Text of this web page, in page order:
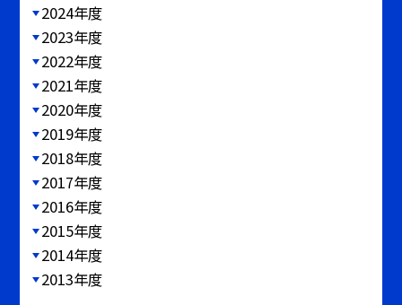
2024年度
2023年度
2022年度
2021年度
2020年度
2019年度
2018年度
2017年度
2016年度
2015年度
2014年度
2013年度